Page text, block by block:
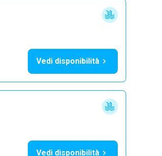
Vedi disponibilità
Vedi disponibilità